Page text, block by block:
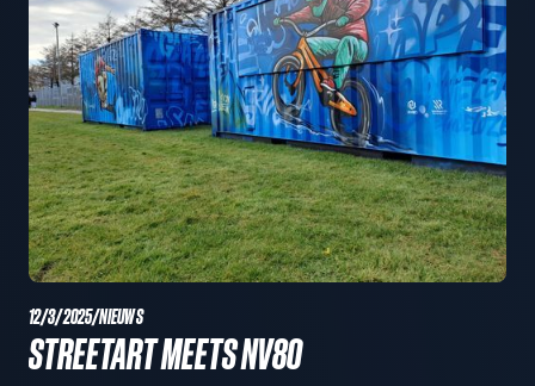
12/3/2025/NIEUWS
STREETART MEETS NV80